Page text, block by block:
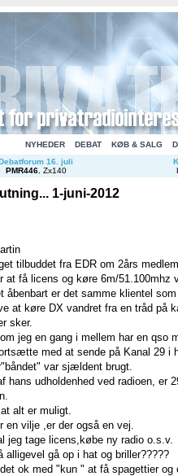
NYHEDER DEBAT KØB & SALG
16. juli
PMR446. Zx140
1-juni-2012
tilbuddet fra EDR om 2års
at få licens og køre 6m/51.100mhz
åbenbart er det samme klientel
at køre DX vandret fra en tråd på
sker.
jeg en gang i mellem har en qso
med at sende på Kanal 29 i
var sjældent brugt.
hans udholdenhed ved radioen, er
alt er muligt.
en vilje ,er der også en vej.
jeg tage licens,købe ny radio o.s.v.
alligevel gå op i hat og briller?????
ok med "kun " at få spagettier og